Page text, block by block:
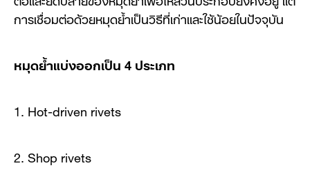
การเชื่อมต่อด้วยหมุดย้ำเป็นวิธีที่เก่าและใช้น้อยในปัจจุบัน
หมุดย้ำแบ่งออกเป็น 4 ประเภท
1. Hot-driven rivets
2. Shop rivets